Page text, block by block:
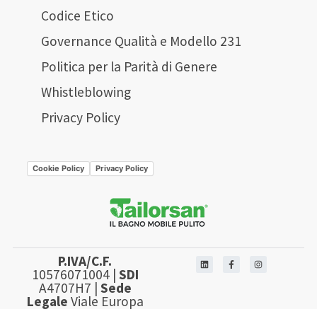
Codice Etico
Governance Qualità e Modello 231
Politica per la Parità di Genere
Whistleblowing
Privacy Policy
Cookie Policy Privacy Policy
P.IVA/C.F.
10576071004 | SDI
A4707H7 | Sede
Legale Viale Europa